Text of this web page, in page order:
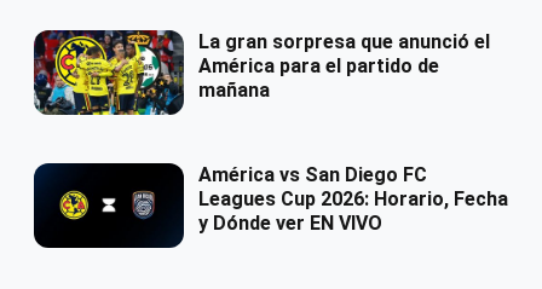
La gran sorpresa que anunció el
América para el partido de
mañana
América vs San Diego FC
Leagues Cup 2026: Horario, Fecha
y Dónde ver EN VIVO